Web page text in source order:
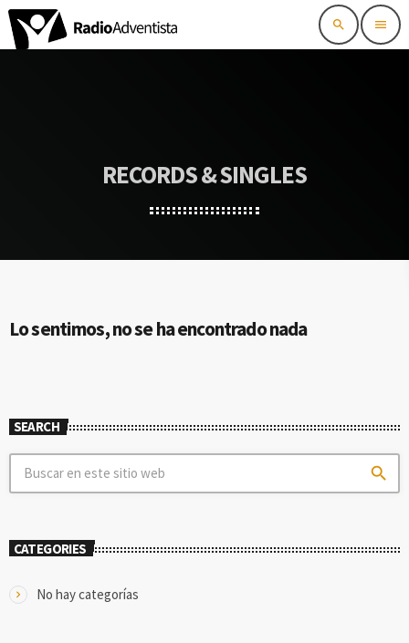
search menu
RECORDS & SINGLES
Lo sentimos, no se ha encontrado nada
SEARCH
search
CATEGORIES
No hay categorías